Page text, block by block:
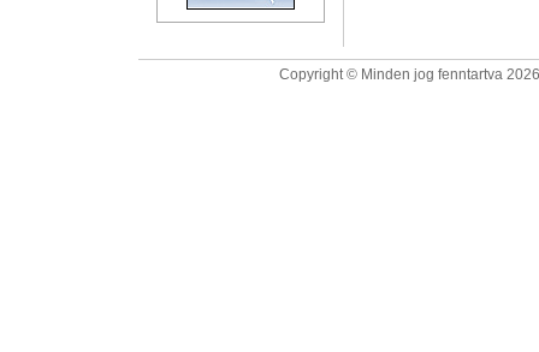
Copyright © Minden jog fenntartva